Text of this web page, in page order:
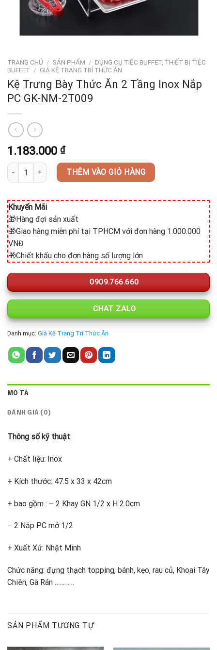
TRANG CHỦ / SẢN PHẨM / DỤNG CỤ TIỆC BUFFET, THIẾT BỊ TIỆC
BUFFET / GIÁ KỆ TRANG TRÍ THỨC ĂN
Kệ Trưng Bày Thức Ăn 2 Tầng Inox Nắp
PC GK-NM-2T009
1.183.000 ₫
Kệ Trưng Bày Thức Ăn 2 Tầng Inox Nắp PC GK-NM-2T009 số
THÊM VÀO GIỎ HÀNG
Khuyến Mãi
🎁Hàng đợi sản xuất
🎁Giao hàng miễn phí tại TPHCM với đơn hàng 1.000.000
VNĐ
🎁Chiết khấu cho đơn hàng số lượng lớn
0909.766.660
CHAT ZALO
Danh mục: Giá Kệ Trang Trí Thức Ăn
MÔ TẢ
ĐÁNH GIÁ (0)
Thông số kỹ thuật
+ Chất liệu: Inox
+ Kích thước: 47.5 x 33 x 42cm
+ bao gồm : – 2 Khay GN 1/2 x H 2.0cm
– 2 Nắp PC mở 1/2
+ Xuất Xứ: Nhật Minh
Chức năng: đựng thạch topping, bánh, kẹo, rau củ, Khoai Tây
Chiên, Gà Rán …………
SẢN PHẨM TƯƠNG TỰ